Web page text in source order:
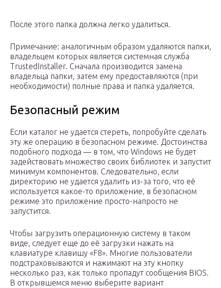
После этого папка должна легко удалиться.
Примечание: аналогичным образом удаляются папки,
владельцем которых является системная служба
TrustedInstaller. Сначала производится замена
владельца папки, затем ему предоставляются (при
необходимости) полные права и папка удаляется.
Безопасный режим
Если каталог не удается стереть, попробуйте сделать
эту же операцию в безопасном режиме. Достоинства
подобного подхода — в том, что Windows не будет
задействовать множество своих библиотек и запустит
минимум компонентов. Следовательно, если
директорию не удается удалить из-за того, что её
используется какое-то приложение, в безопасном
режиме это приложение просто-напросто не
запустится.
Чтобы загрузить операционную систему в таком
виде, следует еще до её загрузки нажать на
клавиатуре клавишу «F8». Многие пользователи
подстраховываются и нажимают на эту кнопку
несколько раз, как только пропадут сообщения BIOS.
В открывшемся меню выберите вариант